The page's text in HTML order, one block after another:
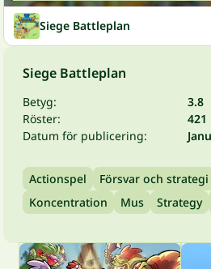
Siege Battleplan
Siege Battleplan
Betyg:
3.8
Röster:
421
Datum för publicering:
Actionspel Försvar och strategi
Koncentration
Mus Strategy